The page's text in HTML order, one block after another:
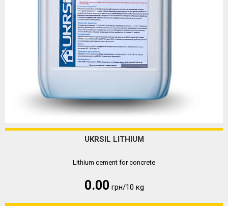
UKRSIL LITHIUM
Lithium cement for concrete
0.00 грн/10 кg